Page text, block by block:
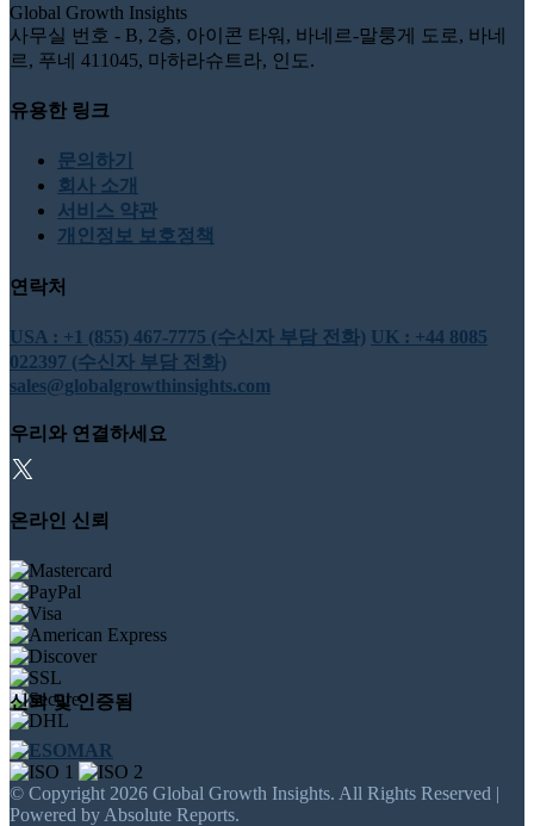
Global Growth Insights
사무실 번호 - B, 2층, 아이콘 타워, 바네르-말룽게 도로, 바네
르, 푸네 411045, 마하라슈트라, 인도.
유용한 링크
문의하기
회사 소개
서비스 약관
개인정보 보호정책
연락처
USA : +1 (855) 467-7775 (수신자 부담 전화) UK : +44 8085
022397 (수신자 부담 전화)
sales@globalgrowthinsights.com
우리와 연결하세요
온라인 신뢰
신뢰 및 인증됨
© Copyright 2026 Global Growth Insights. All Rights Reserved |
Powered by Absolute Reports.